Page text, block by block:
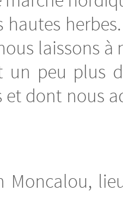
laissons à
un peu plus
et dont nous
Moncalou,